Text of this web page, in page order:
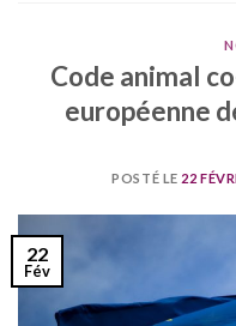
Code animal
européenne
POSTÉ LE 22
22
Fév